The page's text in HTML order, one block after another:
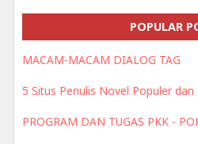
POPULAR
MACAM-MACAM DIALOG TAG
5 Situs Penulis Novel Populer
PROGRAM DAN TUGAS PKK -